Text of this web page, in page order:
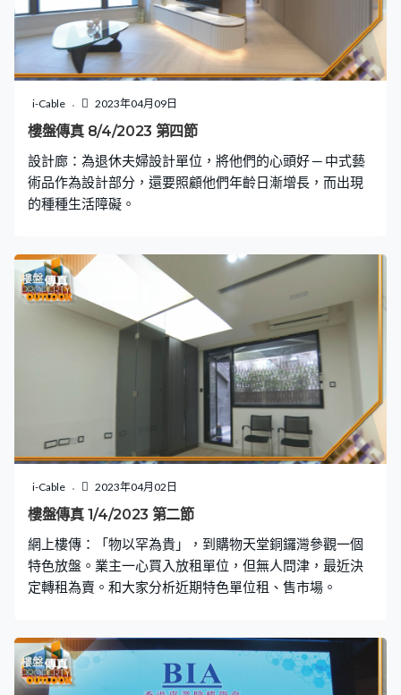
i-Cable 2023年04月09日
樓盤傳真 8/4/2023 第四節
設計廊：為退休夫婦設計單位，將他們的心頭好 ─ 中式藝
術品作為設計部分，還要照顧他們年齡日漸增長，而出現
的種種生活障礙。
i-Cable 2023年04月02日
樓盤傳真 1/4/2023 第二節
網上樓傳：「物以罕為貴」，到購物天堂銅鑼灣參觀一個
特色放盤。業主一心買入放租單位，但無人問津，最近決
定轉租為賣。和大家分析近期特色單位租、售市場。